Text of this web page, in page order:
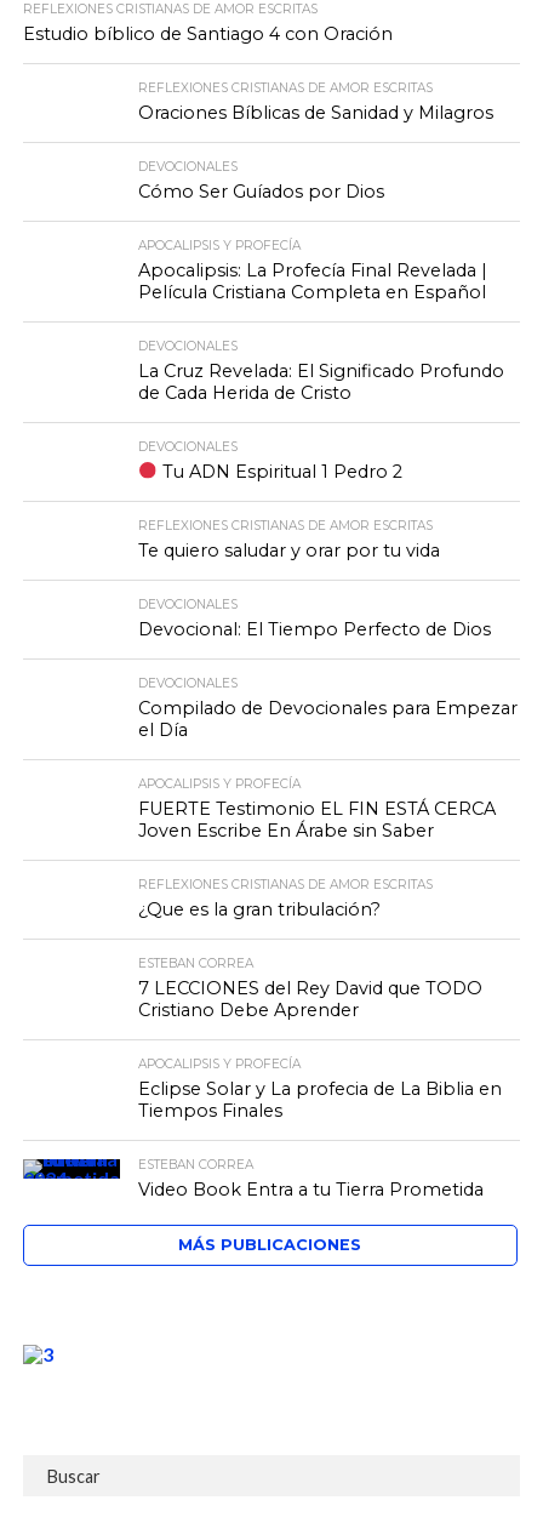
REFLEXIONES CRISTIANAS DE AMOR ESCRITAS
Estudio bíblico de Santiago 4 con Oración
REFLEXIONES CRISTIANAS DE AMOR ESCRITAS
Oraciones Bíblicas de Sanidad y Milagros
DEVOCIONALES
Cómo Ser Guíados por Dios
APOCALIPSIS Y PROFECÍA
Apocalipsis: La Profecía Final Revelada |
Película Cristiana Completa en Español
DEVOCIONALES
La Cruz Revelada: El Significado Profundo
de Cada Herida de Cristo
DEVOCIONALES
Tu ADN Espiritual 1 Pedro 2
REFLEXIONES CRISTIANAS DE AMOR ESCRITAS
Te quiero saludar y orar por tu vida
DEVOCIONALES
Devocional: El Tiempo Perfecto de Dios
DEVOCIONALES
Compilado de Devocionales para Empezar
el Día
APOCALIPSIS Y PROFECÍA
FUERTE Testimonio EL FIN ESTÁ CERCA
Joven Escribe En Árabe sin Saber
REFLEXIONES CRISTIANAS DE AMOR ESCRITAS
¿Que es la gran tribulación?
ESTEBAN CORREA
7 LECCIONES del Rey David que TODO
Cristiano Debe Aprender
APOCALIPSIS Y PROFECÍA
Eclipse Solar y La profecia de La Biblia en
Tiempos Finales
ESTEBAN CORREA
Video Book Entra a tu Tierra Prometida
MÁS PUBLICACIONES